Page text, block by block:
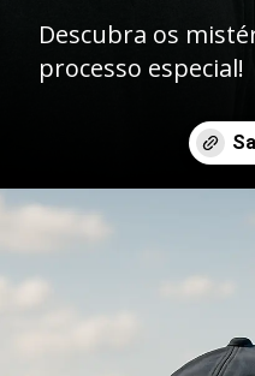
Descubra os
processo especial!
https://